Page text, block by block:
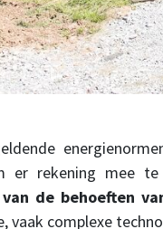
er rekening mee
de behoeften
vaak complexe